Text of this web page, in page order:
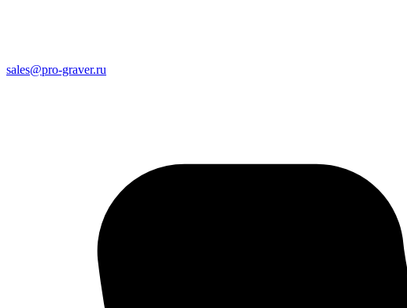
sales@pro-graver.ru